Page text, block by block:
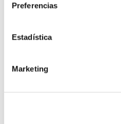
Preferencias
Estadística
Marketing